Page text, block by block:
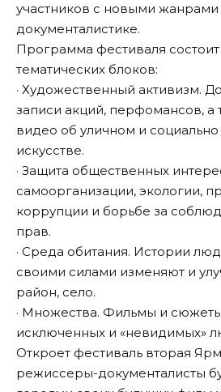
участников с новыми жанрами
документалистике.
Программа фестиваля
тематических блоков:
· Художественный активизм.
записи акций, перфомансов,
видео об уличном и
искусстве.
· Защита общественных
самоорганизации, экологии,
коррупции и борьбе за
прав.
· Среда обитания. Истории
своими силами изменяют и
район, село.
· Множества. Фильмы и
исключенных и «невидимых»
Откроет фестиваль вторая
режиссеры-документалисты